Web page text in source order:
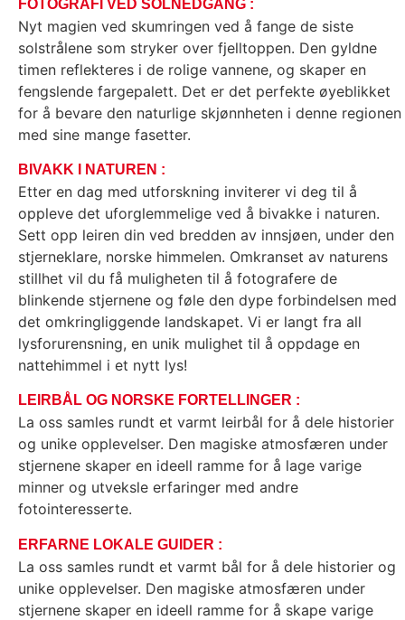
FOTOGRAFI VED SOLNEDGANG :
Nyt magien ved skumringen ved å fange de siste
solstrålene som stryker over fjelltoppen. Den gyldne
timen reflekteres i de rolige vannene, og skaper en
fengslende fargepalett. Det er det perfekte øyeblikket
for å bevare den naturlige skjønnheten i denne regionen
med sine mange fasetter.
BIVAKK I NATUREN :
Etter en dag med utforskning inviterer vi deg til å
oppleve det uforglemmelige ved å bivakke i naturen.
Sett opp leiren din ved bredden av innsjøen, under den
stjerneklare, norske himmelen. Omkranset av naturens
stillhet vil du få muligheten til å fotografere de
blinkende stjernene og føle den dype forbindelsen med
det omkringliggende landskapet. Vi er langt fra all
lysforurensning, en unik mulighet til å oppdage en
nattehimmel i et nytt lys!
LEIRBÅL OG NORSKE FORTELLINGER :
La oss samles rundt et varmt leirbål for å dele historier
og unike opplevelser. Den magiske atmosfæren under
stjernene skaper en ideell ramme for å lage varige
minner og utveksle erfaringer med andre
fotointeresserte.
ERFARNE LOKALE GUIDER :
La oss samles rundt et varmt bål for å dele historier og
unike opplevelser. Den magiske atmosfæren under
stjernene skaper en ideell ramme for å skape varige